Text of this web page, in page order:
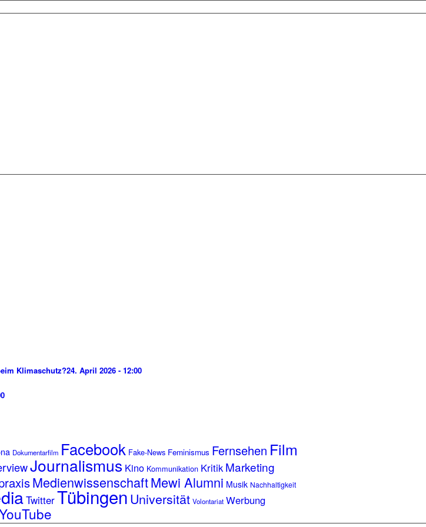
Klimaschutz?24. April 2026 - 12:00
Dokumentarfilm Facebook Fake-News Feminismus Fernsehen Film
Journalismus Kino Kommunikation Kritik Marketing
MedienwissenschaftMewi Alumni Musik Nachhaltigkeit
TwitterTübingenUniversität Volontariat Werbung